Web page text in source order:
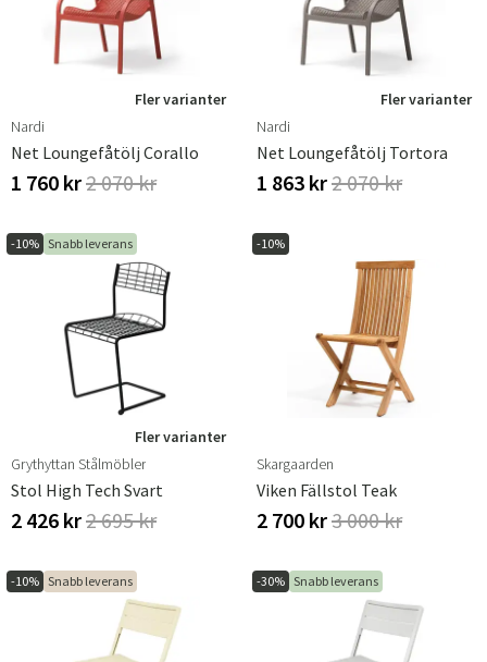
Fler varianter
Nardi
Net Loungefåtölj Corallo
1 760 kr2 070 kr
Fler varianter
Nardi
Net Loungefåtölj Tortora
1 863 kr2 070 kr
-10% Snabb leverans
Fler varianter
Grythyttan Stålmöbler
Stol High Tech Svart
2 426 kr2 695 kr
-10%
Skargaarden
Viken Fällstol Teak
2 700 kr3 000 kr
-10% Snabb leverans -30% Snabb leverans